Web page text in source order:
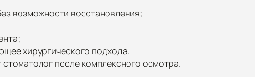
возможности восстановления;
хирургического подхода.
после комплексного осмотра.